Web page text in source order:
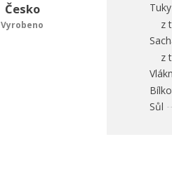
Česko
Vyrobeno
Tuky
z
z
Sůl